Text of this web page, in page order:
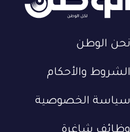
نحن الوطن
الشروط والأحكام
سياسة الخصوصية